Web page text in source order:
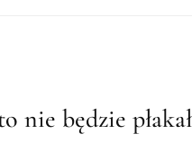
nie będzie